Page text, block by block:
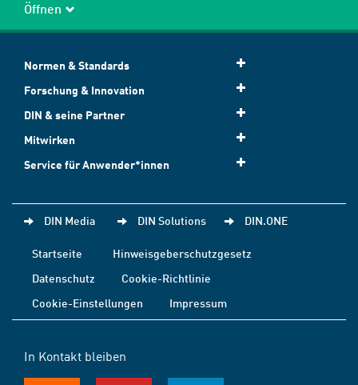
Öffnen
Normen & Standards
Forschung & Innovation
DIN & seine Partner
Mitwirken
Service für Anwender*innen
DIN Media DIN Solutions DIN.ONE
Startseite
Hinweisgeberschutzgesetz
Datenschutz
Cookie-Richtlinie
Cookie-Einstellungen
Impressum
In Kontakt bleiben